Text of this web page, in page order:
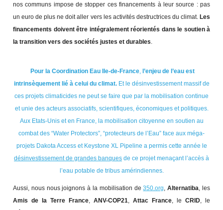
nos communs impose de stopper ces financements à leur source : pas
un euro de plus ne doit aller vers les activités destructrices du climat. Les
financements doivent être intégralement réorientés dans le soutien à
la transition vers des sociétés justes et durables.
Pour la Coordination Eau Ile-de-France,l’enjeu de l’eau est
intrinsèquement lié à celui du climat.Et le désinvestissement massif de
ces projets climaticides ne peut se faire que par la mobilisation continue
et unie des acteurs associatifs, scientifiques, économiques et politiques.
Aux Etats-Unis et en France, la mobilisation citoyenne en soutien au
combat des “Water Protectors”, “protecteurs de l’Eau” face aux méga-
projets Dakota Access et Keystone XL Pipeline a permis cette année le
désinvestissement de grandes banques de ce projet menaçant l’accès à
l’eau potable de tribus amérindiennes.
Aussi, nous nous joignons à la mobilisation de350.org,Alternatiba, les
Amis de la Terre France, ANV-COP21, Attac France, le CRID, le